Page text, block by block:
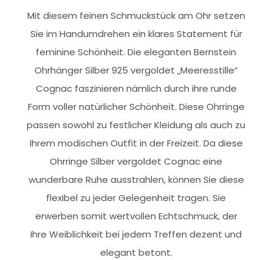
Mit diesem feinen Schmuckstück am Ohr setzen
Sie im Handumdrehen ein klares Statement für
feminine Schönheit. Die eleganten Bernstein
Ohrhänger Silber 925 vergoldet „Meeresstille“
Cognac faszinieren nämlich durch ihre runde
Form voller natürlicher Schönheit. Diese Ohrringe
passen sowohl zu festlicher Kleidung als auch zu
Ihrem modischen Outfit in der Freizeit. Da diese
Ohrringe Silber vergoldet Cognac eine
wunderbare Ruhe ausstrahlen, können Sie diese
flexibel zu jeder Gelegenheit tragen. Sie
erwerben somit wertvollen Echtschmuck, der
Ihre Weiblichkeit bei jedem Treffen dezent und
elegant betont.